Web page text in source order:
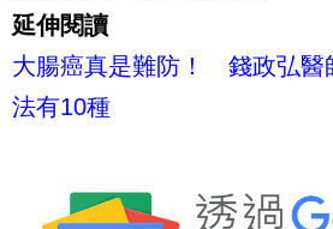
延伸閱讀
大腸癌真是難防！ 錢政弘醫
法有10種